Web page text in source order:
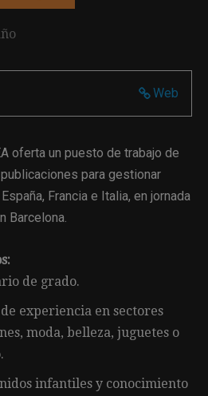
Web
oferta un puesto de trabajo de
para gestionar
Francia e Italia, en jornada
Barcelona.
de grado.
experiencia en sectores
moda, belleza, juguetes o
infantiles y conocimiento